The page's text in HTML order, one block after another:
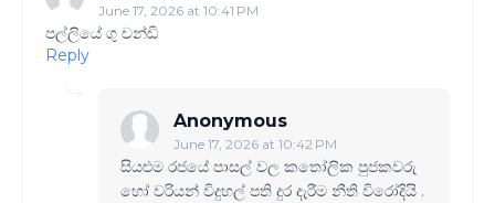
June 17, 2026 at 10:41 PM
පල්ලියේ ගු චන්ඩි
Reply
Anonymous
June 17, 2026 at 10:42 PM
සියළුම රජයේ පාසල් වල කතෝලික පුජකවරු
හෝ වරියන් විදුහල් පති දුර දැරීම නීති විරෝදියි .